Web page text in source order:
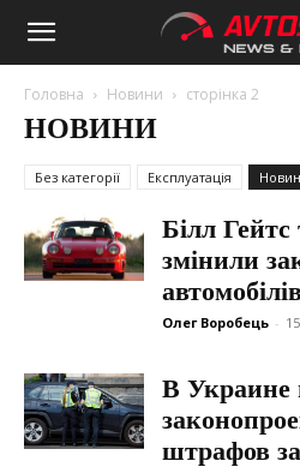
Avtosota
Головна Новини сторінка 2
НОВИНИ
Без категорії Експлуатація
Білл
змінили
Олег Воробець -
В Украине
штрафов